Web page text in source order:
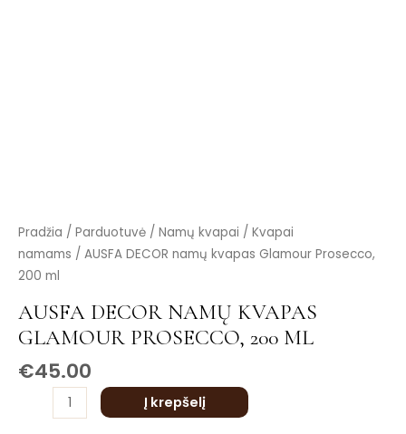
Pradžia / Parduotuvė / Namų kvapai / Kvapai
namams / AUSFA DECOR namų kvapas Glamour Prosecco,
200 ml
AUSFA DECOR NAMŲ KVAPAS
GLAMOUR PROSECCO, 200 ML
€45.00
produkto
kiekis:
AUSFA
namų
kvapas
Glamour
Prosecco,
Į krepšelį